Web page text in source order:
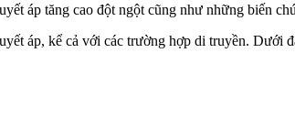
áp tăng cao đột ngột cũng như những biến
áp, kể cả với các trường hợp di truyền. Dưới